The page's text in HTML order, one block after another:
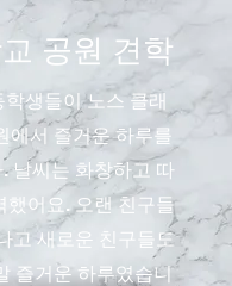
공원 견학
생들이 노스 클래
에서 즐거운 하루를
날씨는 화창하고 따
했어요. 오랜 친구들
고 새로운 친구들도
즐거운 하루였습니